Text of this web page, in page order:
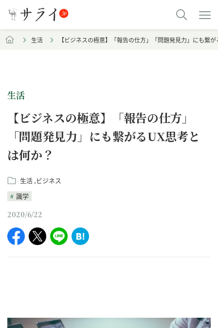
生活 【ビジネスの極意】「報告の仕方」「問題発見力」にも繋
生活
【ビジネスの極意】「報告の仕方」
「問題発見力」にも繋がるUX思考と
は何か？
生活 ビジネス
識学
2020/6/22